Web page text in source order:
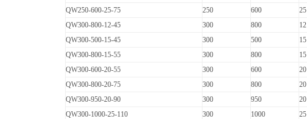
QW250-600-25-75
250 600 25
QW300-800-12-45
300 800 12
QW300-500-15-45
300 500 15
QW300-800-15-55
300 800 15
QW300-600-20-55
300 600 20
QW300-800-20-75
300 800 20
QW300-950-20-90
300 950 20
QW300-1000-25-110
300 1000 25